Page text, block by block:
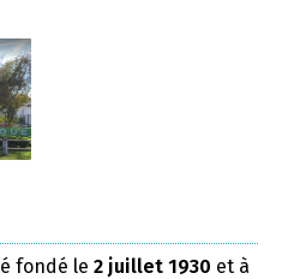
fondé le 2 juillet 1930 et à